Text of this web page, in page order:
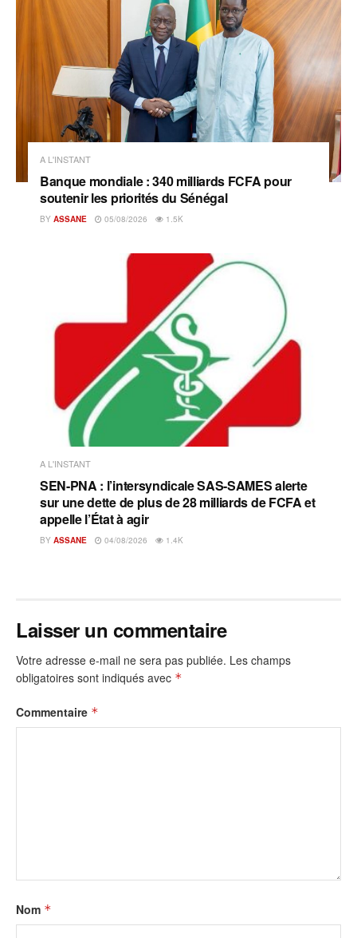
A L'INSTANT
Banque mondiale : 340 milliards FCFA pour
soutenir les priorités du Sénégal
BY ASSANE 05/08/2026 1.5K
A L'INSTANT
SEN-PNA : l’intersyndicale SAS-SAMES alerte
sur une dette de plus de 28 milliards de FCFA et
appelle l’État à agir
BY ASSANE 04/08/2026 1.4K
Laisser un commentaire
Votre adresse e-mail ne sera pas publiée. Les champs
obligatoires sont indiqués avec *
Commentaire *
Nom *